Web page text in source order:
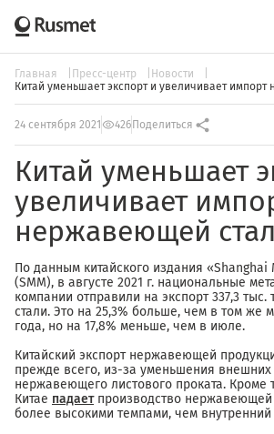
Главная Пресс-центр
Новости
Китай уменьшает экспорт и увеличивает
24 сентября 2021 426 Поделиться
Китай уменьшает
увеличивает
нержавеющей
По данным китайского издания «Shanghai
(SMM), в августе 2021 г. национальные
компании отправили на экспорт 337,3
стали. Это на 25,3% больше, чем в том же
года, но на 17,8% меньше, чем в июле.
Китайский экспорт нержавеющей
прежде всего, из-за уменьшения внешних
нержавеющего листового проката. Кроме
Китае падаетпроизводство нержавеющей
более высокими темпами, чем внутренний